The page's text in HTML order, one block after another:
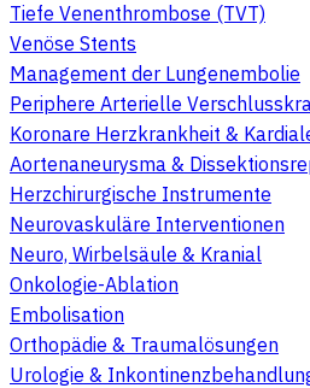
Tiefe Venenthrombose (TVT)
Venöse Stents
Management der Lungenembolie
Periphere Arterielle
Koronare Herzkrankheit &
Aortenaneurysma &
Herzchirurgische Instrumente
Neurovaskuläre Interventionen
Neuro, Wirbelsäule & Kranial
Onkologie-Ablation
Embolisation
Orthopädie & Traumalösungen
Urologie &